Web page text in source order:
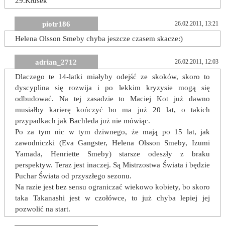
piotr186 26.02.2011, 13:21
Helena Olsson Smeby chyba jeszcze czasem skacze:)
adrian_2712 26.02.2011, 12:03
Dlaczego te 14-latki miałyby odejść ze skoków, skoro to
dyscyplina się rozwija i po lekkim kryzysie mogą się
odbudować. Na tej zasadzie to Maciej Kot już dawno
musiałby karierę kończyć bo ma już 20 lat, o takich
przypadkach jak Bachleda już nie mówiąc.
Po za tym nic w tym dziwnego, że mają po 15 lat, jak
zawodniczki (Eva Gangster, Helena Olsson Smeby, Izumi
Yamada, Henriette Smeby) starsze odeszły z braku
perspektyw. Teraz jest inaczej. Są Mistrzostwa Świata i będzie
Puchar Świata od przyszłego sezonu.
Na razie jest bez sensu ograniczać wiekowo kobiety, bo skoro
taka Takanashi jest w czołówce, to już chyba lepiej jej
pozwolić na start.